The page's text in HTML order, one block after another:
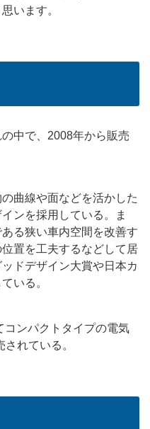
います。
中で、2008年から販売
曲線や面などを活かした
ンを採用している。ま
る狭い車内空間を改善す
置を工夫するなどして居
ドデザイン大賞や日本カ
いる。
コンパクトタイプの電気
れている。